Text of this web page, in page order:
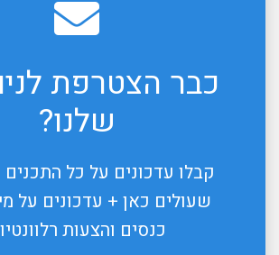
כבר הצטרפת
שלנו?
קבלו עדכונים על כל
שעולים כאן + עדכונים על
כנסים והצעות